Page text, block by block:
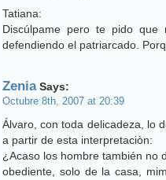
Tatiana:
Discúlpame pero te pido
defendiendo el patriarcado.
ZeniaSays:
Octubre 8th, 2007 at 20:39
Álvaro, con toda delicadeza, lo
a partir de esta interpretaciòn:
¿Acaso los hombre también no
obediente, solo de la casa,